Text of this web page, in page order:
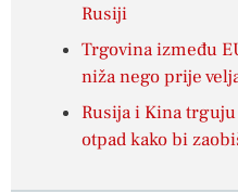
Rusiji
Trgovina između
niža nego prije
Rusija i Kina
otpad kako bi